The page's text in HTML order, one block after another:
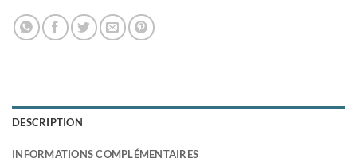
DESCRIPTION
INFORMATIONS COMPLÉMENTAIRES